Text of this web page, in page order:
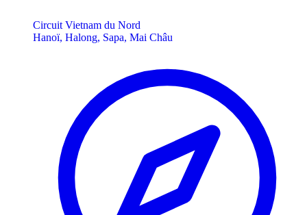
Circuit Vietnam du Nord
Hanoï, Halong, Sapa, Mai Châu